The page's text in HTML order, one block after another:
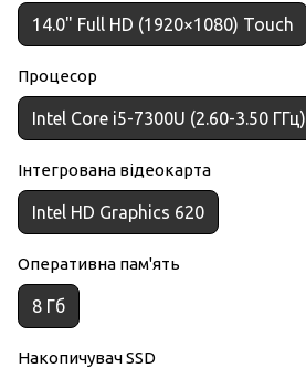
14.0" Full HD (1920×1080) Touch
Процесор
Intel Core i5-7300U (2.60-3.50 ГГц)
Інтегрована відеокарта
Intel HD Graphics 620
Оперативна пам'ять
8 Гб
Накопичувач SSD